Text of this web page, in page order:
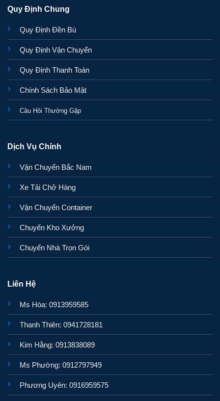
Quy Định Chung
Quy Định Đền Bù
Quy Định Vận Chuyển
Quy Định Thanh Toán
Chính Sách Bảo Mật
Câu Hỏi Thường Gặp
Dịch Vụ Chính
Vận Chuyển Bắc Nam
Xe Tải Chở Hàng
Vận Chuyển Container
Chuyển Kho Xưởng
Chuyển Nhà Trọn Gói
Liên Hệ
Ms Hòa: 0913959585
Thanh Thiên: 0941728181
Kim Hằng: 0913838089
Ms Phường: 0912797949
Phương Uyên: 0916959575